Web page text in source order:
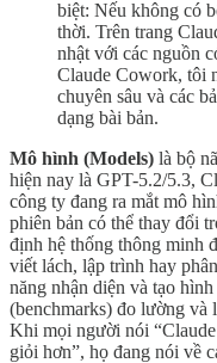
biệt: Nếu không có
thời. Trên trang
nhật với các nguồn
Claude Cowork, tôi
chuyên sâu và các
dạng bài bản.
Mô hình (Models) là bộ
hiện nay là GPT-5.2/5.3,
công ty đang ra mắt mô
phiên bản có thể thay đổi
định hệ thống thông minh
viết lách, lập trình hay
năng nhận diện và tạo
(benchmarks) đo lường và
Khi mọi người nói
giỏi hơn”, họ đang nói về